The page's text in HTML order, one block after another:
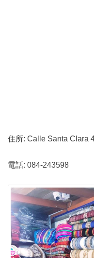
住所: Calle Santa Clara
電話: 084-243598